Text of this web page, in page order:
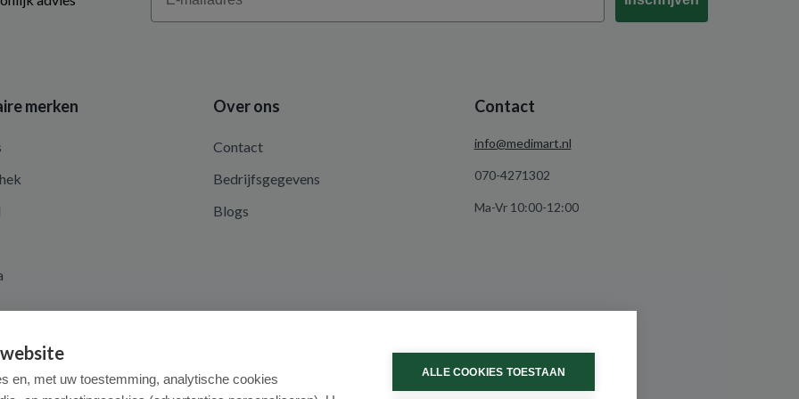
merken Over ons
Contact
Bedrijfsgegevens
Blogs
Contact
info@medimart.nl
070-4271302
Ma-Vr 10:00-12:00
en, met uw toestemming, analytische cookies
ALLE COOKIES TOESTAAN